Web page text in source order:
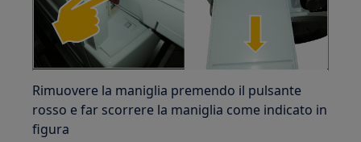
Rimuovere la maniglia premendo il pulsante
rosso e far scorrere la maniglia come indicato in
figura